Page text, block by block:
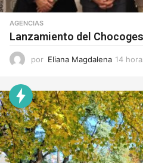
AGENCIAS
Lanzamiento del
por Eliana Magdalena 14